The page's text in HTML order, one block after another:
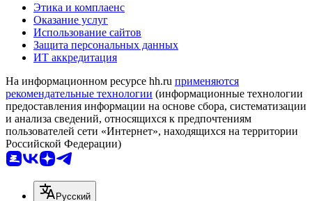
Этика и комплаенс
Оказание услуг
Использование сайтов
Защита персональных данных
ИТ аккредитация
На информационном ресурсе hh.ru применяются
рекомендательные технологии (информационные технологии
предоставления информации на основе сбора, систематизации
и анализа сведений, относящихся к предпочтениям
пользователей сети «Интернет», находящихся на территории
Российской Федерации)
Русский